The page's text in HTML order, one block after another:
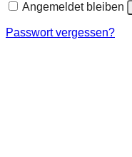
Angemeldet bleiben
Passwort vergessen?